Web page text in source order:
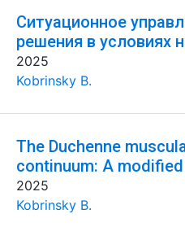
Ситуационное
решения в условиях
2025
Kobrinsky B.
The Duchenne
continuum: A
2025
Kobrinsky B.